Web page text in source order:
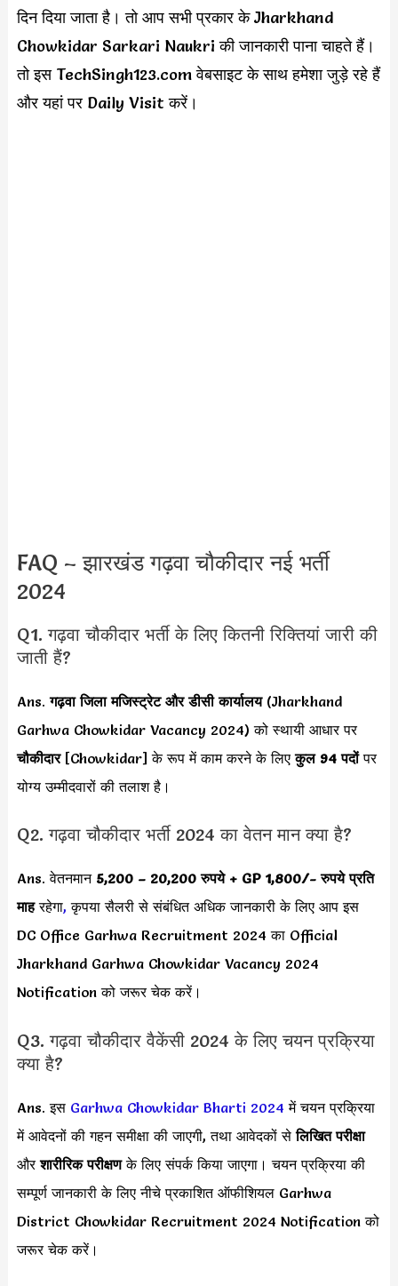
दिन दिया जाता है। तो आप सभी प्रकार के Jharkhand
Chowkidar Sarkari Naukri की जानकारी पाना चाहते हैं।
तो इस TechSingh123.com वेबसाइट के साथ हमेशा जुड़े रहे हैं
और यहां पर Daily Visit करें।
FAQ – झारखंड गढ़वा चौकीदार नई भर्ती
2024
Q1. गढ़वा चौकीदार भर्ती के लिए कितनी रिक्तियां जारी की
जाती हैं?
Ans.गढ़वा जिला मजिस्ट्रेट और डीसी कार्यालय(Jharkhand
Garhwa Chowkidar Vacancy 2024) को स्थायी आधार पर
चौकीदार[Chowkidar] के रूप में काम करने के लिएकुल 94 पदोंपर
योग्य उम्मीदवारों की तलाश है।
Q2. गढ़वा चौकीदार भर्ती 2024 का वेतन मान क्या है?
Ans. वेतनमान 5,200 – 20,200 रुपये + GP 1,800/-रुपये प्रति
माहरहेगा, कृपया सैलरी से संबंधित अधिक जानकारी के लिए आप इस
DC Office Garhwa Recruitment 2024 का Official
Jharkhand Garhwa Chowkidar Vacancy 2024
Notification को जरूर चेक करें।
Q3. गढ़वा चौकीदार वैकेंसी 2024 के लिए चयन प्रक्रिया
क्या है?
Ans. इस Garhwa Chowkidar Bharti 2024 में चयन प्रक्रिया
में आवेदनों की गहन समीक्षा की जाएगी, तथा आवेदकों सेलिखित परीक्षा
औरशारीरिक परीक्षणके लिए संपर्क किया जाएगा। चयन प्रक्रिया की
सम्पूर्ण जानकारी के लिए नीचे प्रकाशित ऑफीशियल Garhwa
District Chowkidar Recruitment 2024 Notification को
जरूर चेक करें।